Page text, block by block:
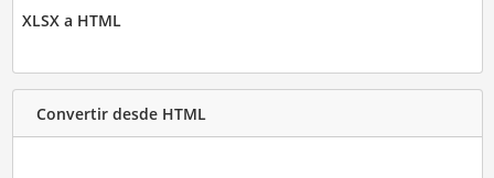
XLSX a HTML
Convertir desde HTML